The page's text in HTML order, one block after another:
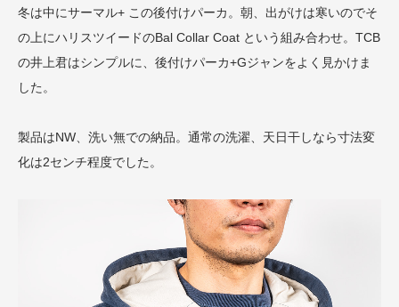
冬は中にサーマル+ この後付けパーカ。朝、出がけは寒いのでそ
の上にハリスツイードのBal Collar Coat という組み合わせ。TCB
の井上君はシンプルに、後付けパーカ+Gジャンをよく見かけま
した。
製品はNW、洗い無での納品。通常の洗濯、天日干しなら寸法変
化は2センチ程度でした。